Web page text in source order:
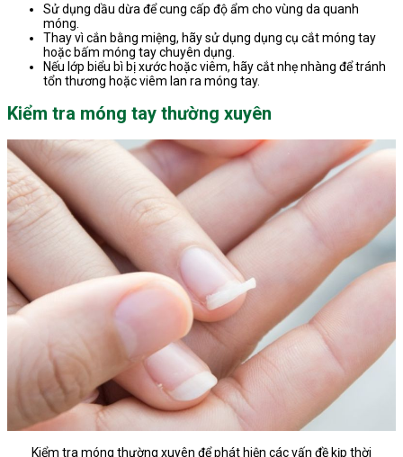
Sử dụng dầu dừa để cung cấp độ ẩm cho vùng da quanh
móng.
Thay vì cắn bằng miệng, hãy sử dụng dụng cụ cắt móng tay
hoặc bấm móng tay chuyên dụng.
Nếu lớp biểu bì bị xước hoặc viêm, hãy cắt nhẹ nhàng để tránh
tổn thương hoặc viêm lan ra móng tay.
Kiểm tra móng tay thường xuyên
Kiểm tra móng thường xuyên để phát hiện các vấn đề kịp thời